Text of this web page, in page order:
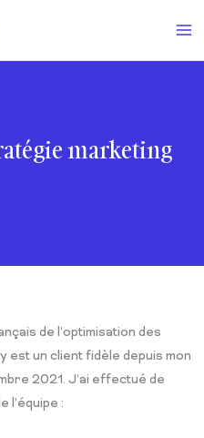
marketing
de l’optimisation des
est un client fidèle depuis mon
2021. J’ai effectué de
l’équipe :